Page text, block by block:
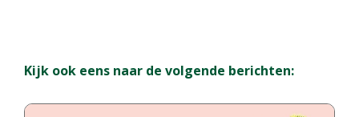
Kijk ook eens naar de volgende berichten: